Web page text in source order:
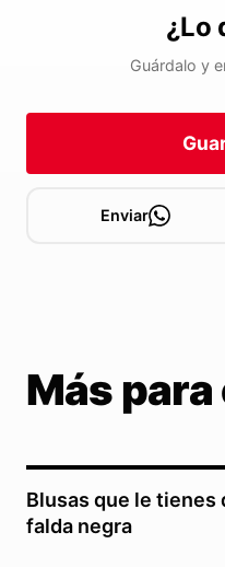
¿Lo
Guárdalo y
Enviar
Más
Blusas que le tienes
falda negra